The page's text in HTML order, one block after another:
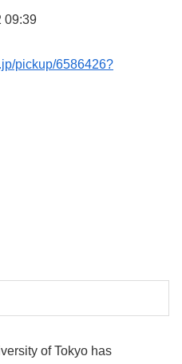
09:39
pickup/6586426?
of Tokyo has